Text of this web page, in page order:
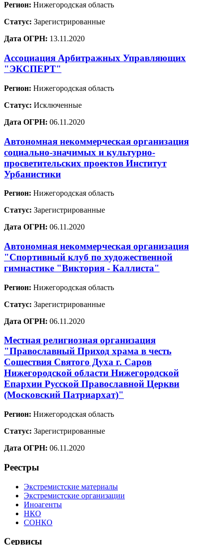
Регион: Нижегородская область
Статус: Зарегистрированные
Дата ОГРН: 13.11.2020
Ассоциация Арбитражных Управляющих
"ЭКСПЕРТ"
Регион: Нижегородская область
Статус: Исключенные
Дата ОГРН: 06.11.2020
Автономная некоммерческая организация
социально-значимых и культурно-
просветительских проектов Институт
Урбанистики
Регион: Нижегородская область
Статус: Зарегистрированные
Дата ОГРН: 06.11.2020
Автономная некоммерческая организация
"Спортивный клуб по художественной
гимнастике "Виктория - Каллиста"
Регион: Нижегородская область
Статус: Зарегистрированные
Дата ОГРН: 06.11.2020
Местная религиозная организация
"Православный Приход храма в честь
Сошествия Святого Духа г. Саров
Нижегородской области Нижегородской
Епархии Русской Православной Церкви
(Московский Патриархат)"
Регион: Нижегородская область
Статус: Зарегистрированные
Дата ОГРН: 06.11.2020
Реестры
Экстремистские материалы
Экстремистские организации
Иноагенты
НКО
СОНКО
Сервисы